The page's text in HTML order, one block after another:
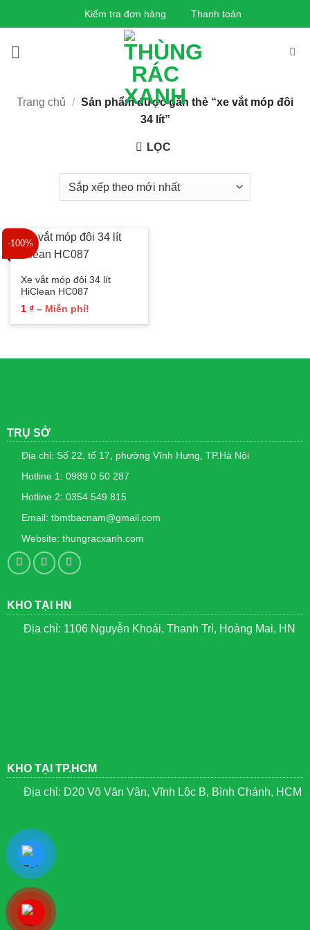
qua
dung
Kiểm tra đơn hàng Thanh toán
Trang chủ / Sản phẩm được gắn thẻ “xe vắt móp đôi
34 lít”
LỌC
-100%
Xe vắt móp đôi 34 lít
HiClean HC087
1 ₫ –Miễn phí!Khoảng
từ
TRỤ SỞ
Địa chỉ: Số 22, tổ 17, phường Vĩnh Hưng, TP.Hà Nội
Hotline 1: 0989 0 50 287
Hotline 2: 0354 549 815
Email: tbmtbacnam@gmail.com
Website: thungracxanh.com
KHO TẠI HN
Địa chỉ: 1106 Nguyễn Khoái, Thanh Trì, Hoàng Mai, HN
KHO TẠI TP.HCM
Địa chỉ: D20 Võ Văn Vân, Vĩnh Lộc B, Bình Chánh, HCM